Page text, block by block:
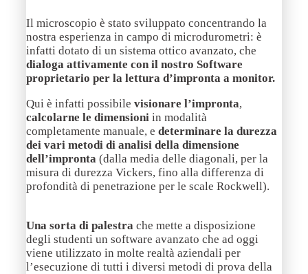
Il microscopio è stato sviluppato concentrando la
nostra esperienza in campo di microdurometri: è
infatti dotato di un sistema ottico avanzato, che
dialoga attivamente con il nostro Software
proprietario per la lettura d’impronta a monitor.
Qui è infatti possibile visionare l’impronta,
calcolarne le dimensioni in modalità
completamente manuale, e determinare la durezza
dei vari metodi di analisi della dimensione
dell’impronta (dalla media delle diagonali, per la
misura di durezza Vickers, fino alla differenza di
profondità di penetrazione per le scale Rockwell).
Una sorta di palestra che mette a disposizione
degli studenti un software avanzato che ad oggi
viene utilizzato in molte realtà aziendali per
l’esecuzione di tutti i diversi metodi di prova della